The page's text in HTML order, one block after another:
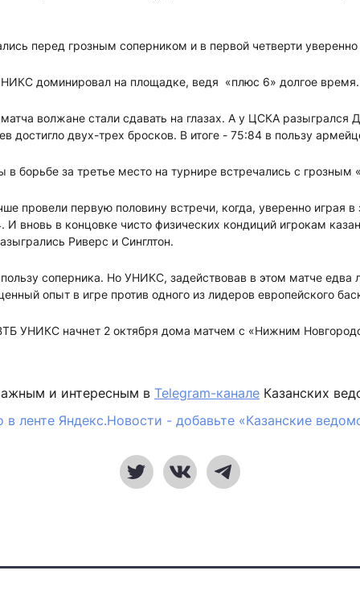
перед грозным соперником и в первой четверти
доминировал на площадке, ведя «плюс 6» долгое время.
волжане стали сдавать на глазах. А у ЦСКА разыгрался
достигло двух-трех бросков. В итоге - 75:84 в пользу
в борьбе за третье место на турнире встречались с грозным
провели первую половину встречи, когда, уверенно играя в
вновь в концовке чисто физических кондиций игрокам
Риверс и Синглтон.
соперника. Но УНИКС, задействовав в этом матче едва
опыт в игре против одного из лидеров европейского
УНИКС начнет 2 октября дома матчем с «Нижним
и интересным в Telegram-канале Казанских
в ленте Яндекс.Новости - добавьте «Казанские